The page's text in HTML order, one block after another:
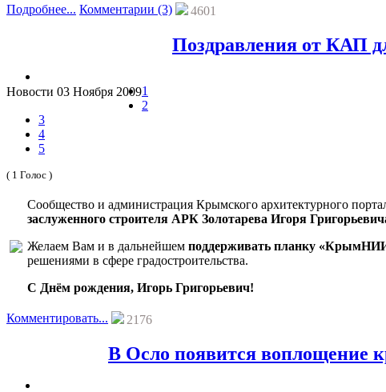
Подробнее... Комментарии (3) 4601
Поздравления от КАП
Новости 03 Ноября 20091
2
3
4
5
( 1 Голос )
Сообщество и администрация Крымского архитектурного
заслуженного строителя АРК Золотарева Игоря
Желаем Вам и в дальнейшем поддерживать планку
решениями в сфере градостроительства.
С Днём рождения, Игорь Григорьевич!
Комментировать... 2176
В Осло появится воплощение